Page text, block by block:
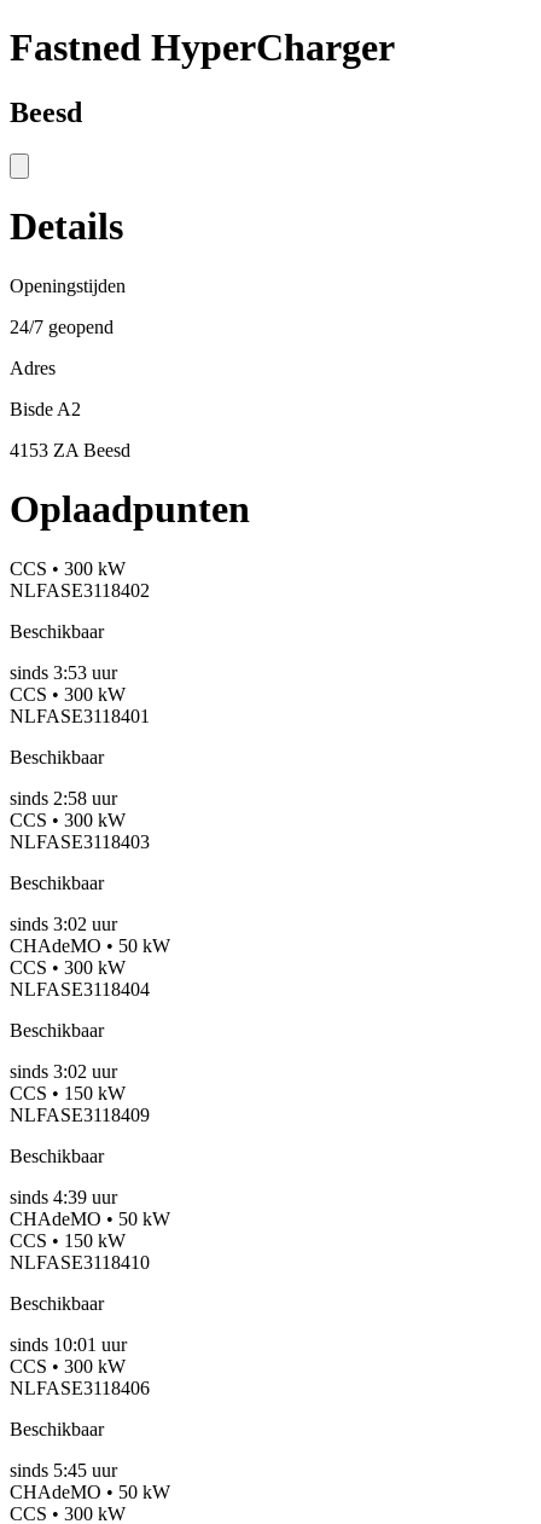
Fastned HyperCharger
Beesd
Details
Openingstijden
24/7 geopend
Adres
Bisde A2
4153 ZA Beesd
Oplaadpunten
CCS • 300 kW
NLFASE3118402
Beschikbaar
sinds 3:53 uur
CCS • 300 kW
NLFASE3118401
Beschikbaar
sinds 2:58 uur
CCS • 300 kW
NLFASE3118403
Beschikbaar
sinds 3:02 uur
CHAdeMO • 50 kW
CCS • 300 kW
NLFASE3118404
Beschikbaar
sinds 3:02 uur
CCS • 150 kW
NLFASE3118409
Beschikbaar
sinds 4:39 uur
CHAdeMO • 50 kW
CCS • 150 kW
NLFASE3118410
Beschikbaar
sinds 10:01 uur
CCS • 300 kW
NLFASE3118406
Beschikbaar
sinds 5:45 uur
CHAdeMO • 50 kW
CCS • 300 kW